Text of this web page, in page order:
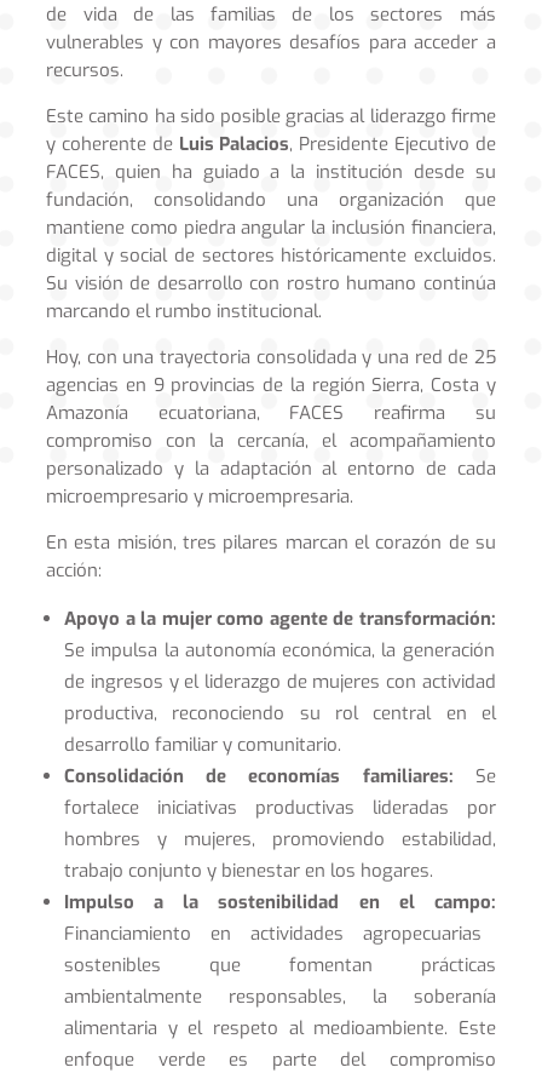
de vida de las familias de los sectores más
vulnerables y con mayores desafíos para acceder a
recursos.
Este camino ha sido posible gracias al liderazgo firme
y coherente de Luis Palacios, Presidente Ejecutivo de
FACES, quien ha guiado a la institución desde su
fundación, consolidando una organización que
mantiene como piedra angular la inclusión financiera,
digital y social de sectores históricamente excluidos.
Su visión de desarrollo con rostro humano continúa
marcando el rumbo institucional.
Hoy, con una trayectoria consolidada y una red de 25
agencias en 9 provincias de la región Sierra, Costa y
Amazonía ecuatoriana, FACES reafirma su
compromiso con la cercanía, el acompañamiento
personalizado y la adaptación al entorno de cada
microempresario y microempresaria.
En esta misión, tres pilares marcan el corazón de su
acción:
Apoyo a la mujer como agente de transformación:
Se impulsa la autonomía económica, la generación
de ingresos y el liderazgo de mujeres con actividad
productiva, reconociendo su rol central en el
desarrollo familiar y comunitario.
Consolidación de economías familiares: Se
fortalece iniciativas productivas lideradas por
hombres y mujeres, promoviendo estabilidad,
trabajo conjunto y bienestar en los hogares.
Impulso a la sostenibilidad en el campo:
Financiamiento en actividades agropecuarias
sostenibles que fomentan prácticas
ambientalmente responsables, la soberanía
alimentaria y el respeto al medioambiente. Este
enfoque verde es parte del compromiso